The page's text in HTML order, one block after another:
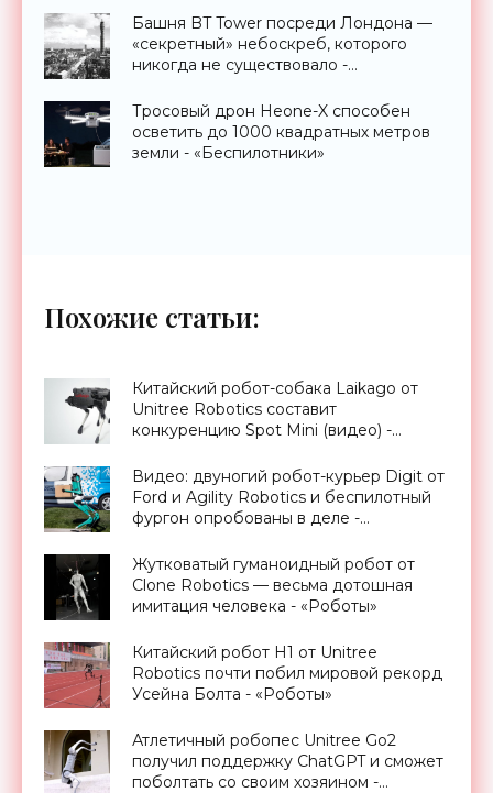
Башня BT Tower посреди Лондона —
«секретный» небоскреб, которого
никогда не существовало -
Тросовый дрон Heone-X способен
осветить до 1000 квадратных метров
земли - «Беспилотники»
Похожие статьи:
Китайский робот-собака Laikago от
Unitree Robotics составит
конкуренцию Spot Mini (видео) -
Видео: двуногий робот-курьер Digit от
Ford и Agility Robotics и беспилотный
фургон опробованы в деле -
Жутковатый гуманоидный робот от
Clone Robotics — весьма дотошная
имитация человека - «Роботы»
Китайский робот H1 от Unitree
Robotics почти побил мировой рекорд
Усейна Болта - «Роботы»
Атлетичный робопес Unitree Go2
получил поддержку ChatGPT и сможет
поболтать со своим хозяином -